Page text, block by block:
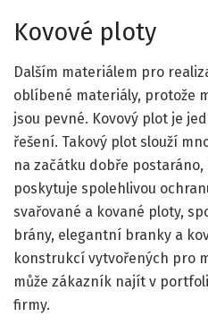
Kovové ploty
Dalším materiálem pro
oblíbené materiály, protože
jsou pevné. Kovový plot je
řešení. Takový plot slouží
na začátku dobře
poskytuje spolehlivou
svařované a kované ploty,
brány, elegantní branky a
konstrukcí vytvořených pro
může zákazník najít v
firmy.